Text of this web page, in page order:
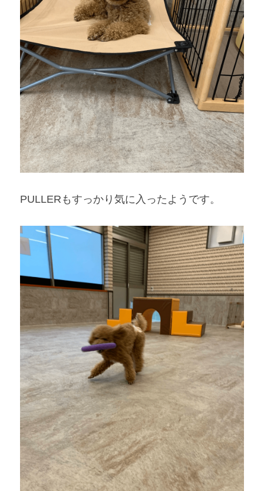
PULLERもすっかり気に入ったようです。